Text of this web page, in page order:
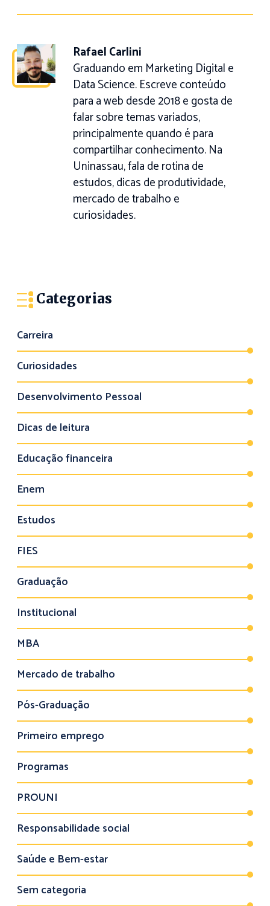
Rafael Carlini
Graduando em Marketing Digital e
Data Science. Escreve conteúdo
para a web desde 2018 e gosta de
falar sobre temas variados,
principalmente quando é para
compartilhar conhecimento. Na
Uninassau, fala de rotina de
estudos, dicas de produtividade,
mercado de trabalho e
curiosidades.
Categorias
Carreira
Curiosidades
Desenvolvimento Pessoal
Dicas de leitura
Educação financeira
Enem
Estudos
FIES
Graduação
Institucional
MBA
Mercado de trabalho
Pós-Graduação
Primeiro emprego
Programas
PROUNI
Responsabilidade social
Saúde e Bem-estar
Sem categoria